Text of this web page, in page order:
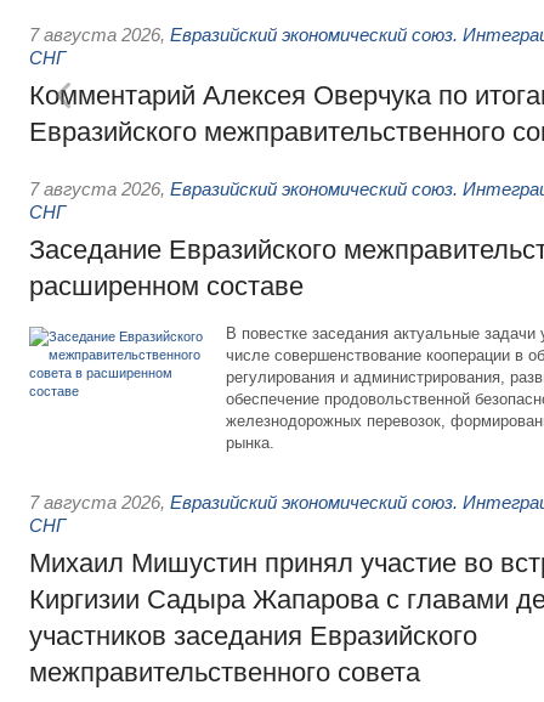
7 августа 2026, Евразийский экономический союз.
СНГ
Комментарий Алексея Оверчука по
Евразийского межправительственного
7 августа 2026, Евразийский экономический союз.
СНГ
Заседание Евразийского
расширенном составе
В повестке заседания актуальные задачи
числе совершенствование кооперации в
регулирования и администрирования,
обеспечение продовольственной
железнодорожных перевозок,
рынка.
7 августа 2026, Евразийский экономический союз.
СНГ
Михаил Мишустин принял участие во
Киргизии Садыра Жапарова с главами
участников заседания Евразийского
межправительственного совета